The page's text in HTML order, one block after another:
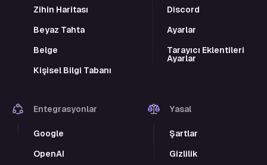
Zihin Haritası
Beyaz Tahta
Belge
Kişisel Bilgi Tabanı
Discord
Ayarlar
Tarayıcı Eklentileri
Ayarlar
Entegrasyonlar
Google
OpenAI
Yasal
Şartlar
Gizlilik